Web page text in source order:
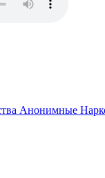
Анонимные